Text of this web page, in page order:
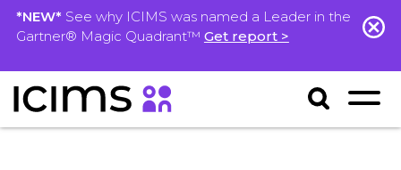
*NEW* See why ICIMS was named a Leader in the
Gartner® Magic Quadrant™ Get report >